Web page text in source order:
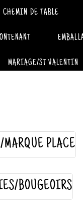
CHEMIN DE TABLE
MARIAGE/ST VALENTIN
PLACE
BOUGEOIRS